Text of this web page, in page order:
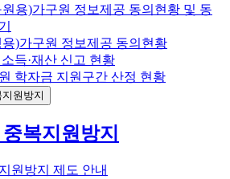
용)가구원 정보제공 동의현황 및 동
)가구원 정보제공 동의현황
득·재산 신고 현황
학자금 지원구간 산정 현황
원방지
복지원방지
원방지 제도 안내